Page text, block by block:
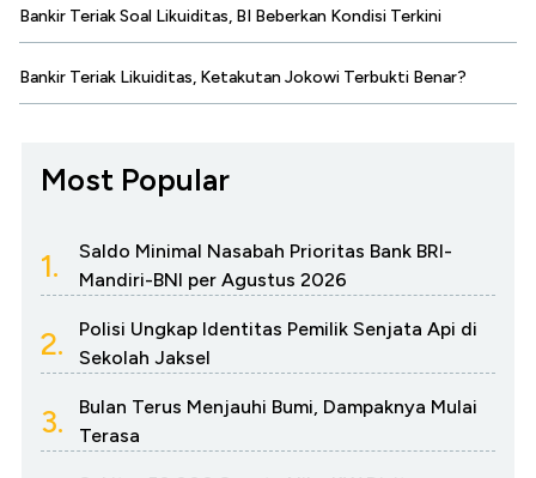
Bankir Teriak Soal Likuiditas, BI Beberkan Kondisi Terkini
Bankir Teriak Likuiditas, Ketakutan Jokowi Terbukti Benar?
Most Popular
1.
Saldo Minimal Nasabah Prioritas Bank BRI-
Mandiri-BNI per Agustus 2026
2.
Polisi Ungkap Identitas Pemilik Senjata Api di
Sekolah Jaksel
3.
Bulan Terus Menjauhi Bumi, Dampaknya Mulai
Terasa